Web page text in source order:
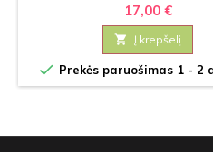
17,00 €
 Į krepšelį
 Prekės paruošimas 1 - 2